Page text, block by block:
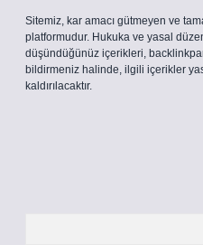
Sitemiz, kar amacı gütmeyen ve
platformudur. Hukuka ve yasal
düşündüğünüz içerikleri,
bildirmeniz halinde, ilgili içerikler
kaldırılacaktır.